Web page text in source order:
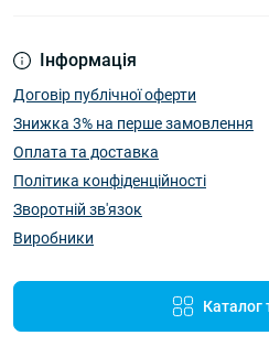
Інформація
Договір публічної оферти
Знижка 3% на перше замовлення
Оплата та доставка
Політика конфіденційності
Зворотній зв'язок
Виробники
Каталог